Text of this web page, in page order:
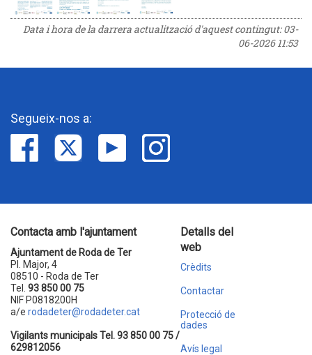
Data i hora de la darrera actualització d'aquest contingut:03-
06-2026 11:53
Segueix-nos a:
Contacta amb l'ajuntament
Ajuntament de Roda de Ter
Pl. Major, 4
08510 - Roda de Ter
Tel. 93 850 00 75
NIF P0818200H
a/e rodadeter@rodadeter.cat
Vigilants municipals Tel. 93 850 00 75 /
629812056
Detalls del
web
Crèdits
Contactar
Protecció de
dades
Avís legal